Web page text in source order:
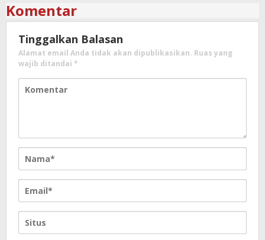
Komentar
Tinggalkan Balasan
Alamat email Anda tidak akan dipublikasikan. Ruas yang
wajib ditandai *